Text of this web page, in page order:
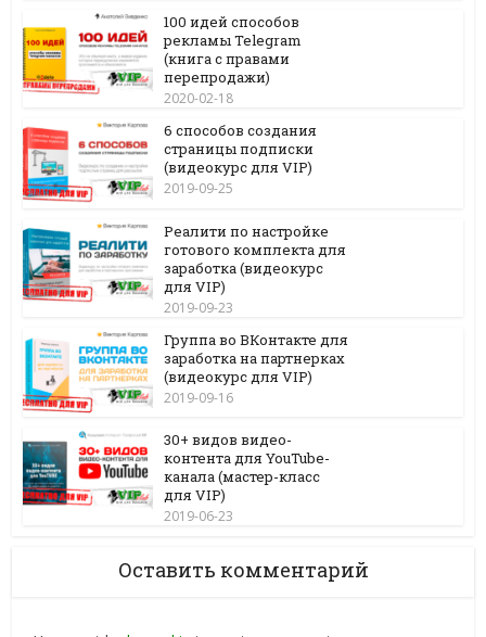
100 идей способов
рекламы Telegram
(книга с правами
перепродажи)
2020-02-18
6 способов создания
страницы подписки
(видеокурс для VIP)
2019-09-25
Реалити по настройке
готового комплекта для
заработка (видеокурс
для VIP)
2019-09-23
Группа во ВКонтакте для
заработка на партнерках
(видеокурс для VIP)
2019-09-16
30+ видов видео-
контента для YouTube-
канала (мастер-класс
для VIP)
2019-06-23
Оставить комментарий